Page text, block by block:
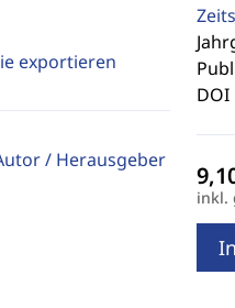
exportieren
/ Herausgeber
DOI
inkl.